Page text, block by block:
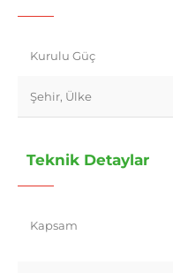
Kurulu Güç
Şehir, Ülke
Teknik Detaylar
Kapsam